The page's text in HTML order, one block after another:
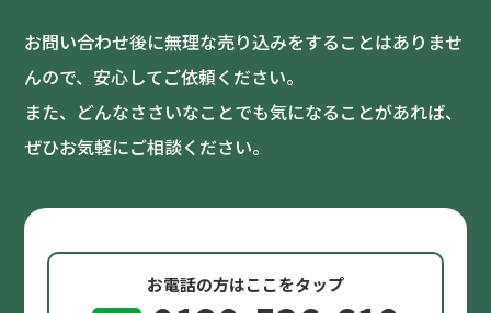
お問い合わせ後に無理な売り込みをすることはありませ
んので、安心してご依頼ください。
また、どんなささいなことでも気になることがあれば、
ぜひお気軽にご相談ください。
お電話の方はここをタップ